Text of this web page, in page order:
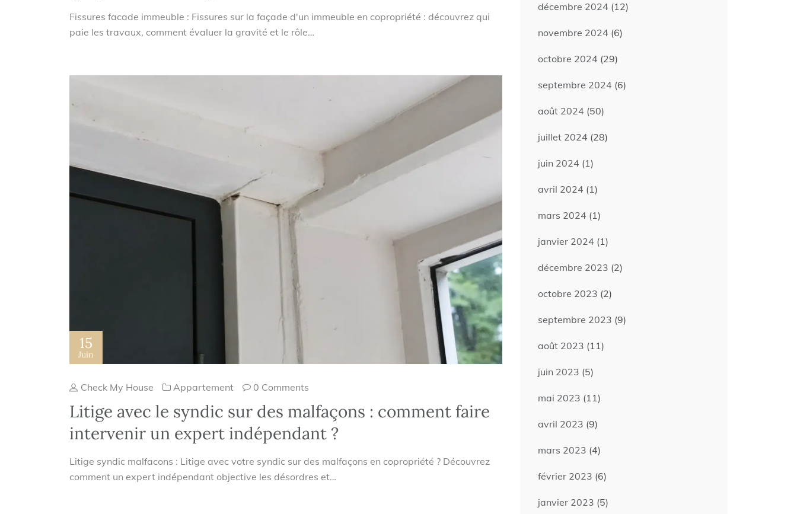
Fissures facade immeuble : Fissures sur la façade d'un immeuble en copropriété : découvrez qui
paie les travaux, comment évaluer la gravité et le rôle…
15
Juin
Check My House Appartement 0 Comments
Litige avec le syndic sur des malfaçons : comment faire
intervenir un expert indépendant ?
Litige syndic malfacons : Litige avec votre syndic sur des malfaçons en copropriété ? Découvrez
comment un expert indépendant objective les désordres et…
décembre 2024 (12)
novembre 2024 (6)
octobre 2024 (29)
septembre 2024 (6)
août 2024 (50)
juillet 2024 (28)
juin 2024 (1)
avril 2024 (1)
mars 2024 (1)
janvier 2024 (1)
décembre 2023 (2)
octobre 2023 (2)
septembre 2023 (9)
août 2023 (11)
juin 2023 (5)
mai 2023 (11)
avril 2023 (9)
mars 2023 (4)
février 2023 (6)
janvier 2023 (5)